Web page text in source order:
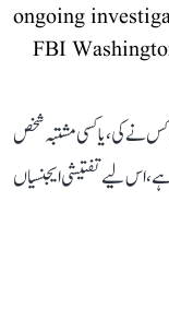
ongoing
نے کی، یا کسی مشتبہ شخص
اس لیے تفتیشی ایجنسیاں